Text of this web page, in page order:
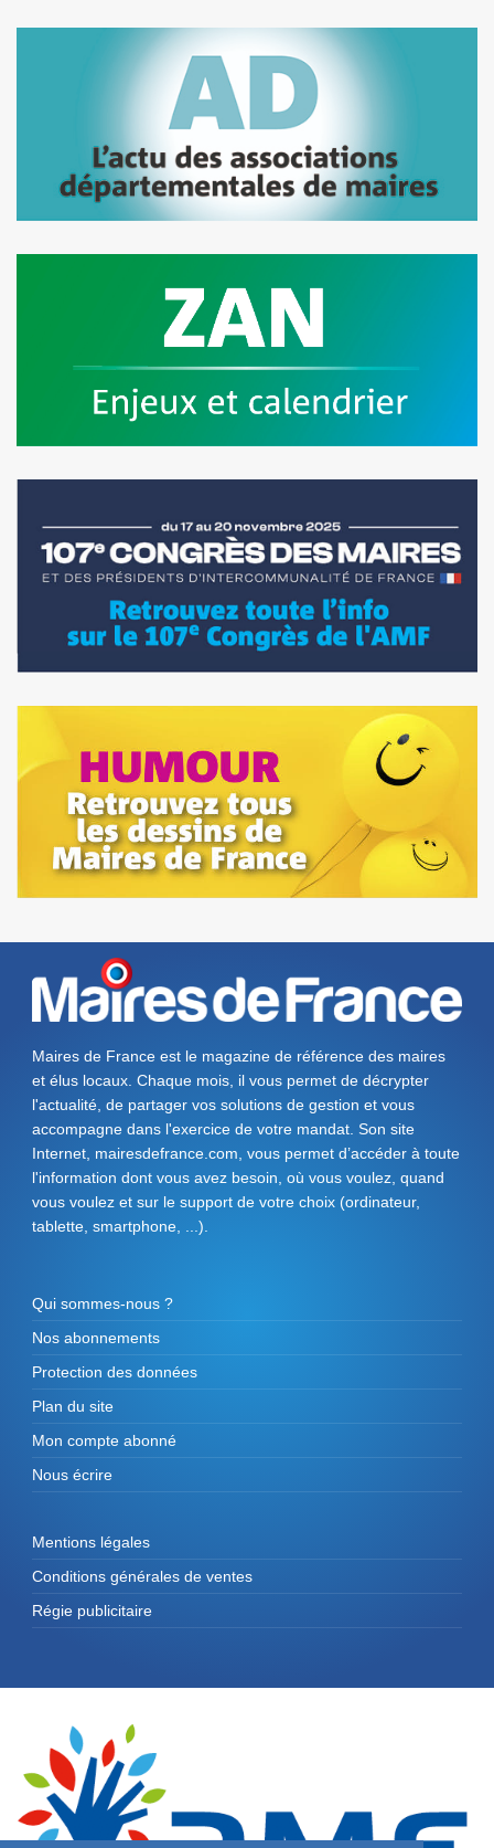
Maires de France est le magazine de référence des maires
et élus locaux. Chaque mois, il vous permet de décrypter
l'actualité, de partager vos solutions de gestion et vous
accompagne dans l'exercice de votre mandat. Son site
Internet, mairesdefrance.com, vous permet d’accéder à toute
l'information dont vous avez besoin, où vous voulez, quand
vous voulez et sur le support de votre choix (ordinateur,
tablette, smartphone, ...).
Qui sommes-nous ?
Nos abonnements
Protection des données
Plan du site
Mon compte abonné
Nous écrire
Mentions légales
Conditions générales de ventes
Régie publicitaire